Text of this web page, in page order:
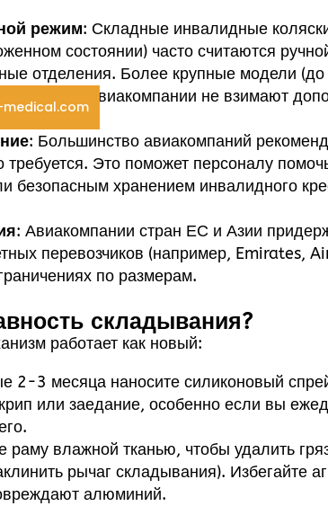
режим: Складные инвалидные
состоянии) часто считаются
отделения. Более крупные модели
но авиакомпании не взимают
: Большинство авиакомпаний
требуется. Это поможет персоналу
безопасным хранением инвалидного
: Авиакомпании стран ЕС и Азии
перевозчиков (например, Emirates,
по размерам.
складывания?
работает как новый:
2-3 месяца наносите силиконовый
или заедание, особенно если вы
раму влажной тканью, чтобы удалить
рычаг складывания). Избегайте
алюминий.
medical.com